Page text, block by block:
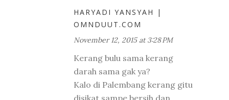
HARYADI YANSYAH |
OMNDUUT.COM
November 12, 2015 at 3:28 PM
Kerang bulu sama kerang
darah sama gak ya?
Kalo di Palembang kerang gitu